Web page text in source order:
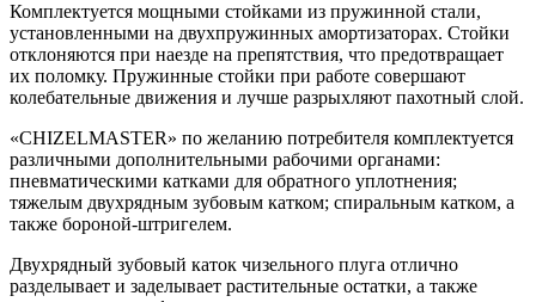
Комплектуется мощными стойками из пружинной стали,
установленными на двухпружинных амортизаторах. Стойки
отклоняются при наезде на препятствия, что предотвращает
их поломку. Пружинные стойки при работе совершают
колебательные движения и лучше разрыхляют пахотный слой.
«CHIZELMASTER» по желанию потребителя комплектуется
различными дополнительными рабочими органами:
пневматическими катками для обратного уплотнения;
тяжелым двухрядным зубовым катком; спиральным катком, а
также бороной-штригелем.
Двухрядный зубовый каток чизельного плуга отлично
разделывает и заделывает растительные остатки, а также